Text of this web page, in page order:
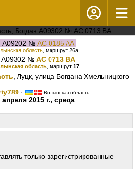
А09202 № AC 0185 AA
область , маршрут 26а
А09302 № AC 0713 BA
область , маршрут 17
, Луцк, улица Богдана Хмельницкого
· Волынская область
апреля 2015 г., среда
только зарегистрированные